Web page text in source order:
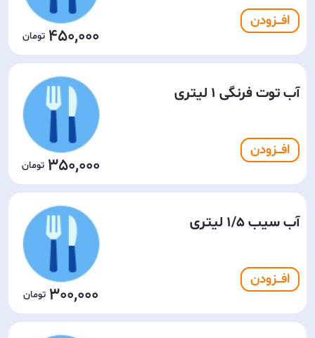
افـــزودن
450,000
آب توت فرنگی 1 لیتری
افـــزودن
350,000
آب سیب 1/5 لیتری
افـــزودن
300,000